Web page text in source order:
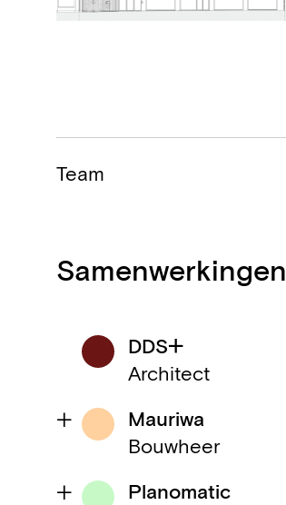
Team
Samenwerkingen
DDS+
Architect
Mauriwa
Bouwheer
Planomatic